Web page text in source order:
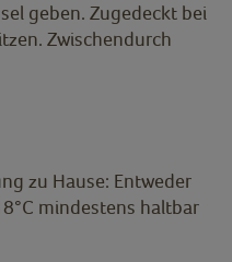
geben. Zugedeckt bei
Zwischendurch
zu Hause: Entweder
mindestens haltbar